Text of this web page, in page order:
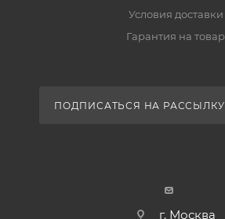
Условия доставки
Гарантия на товар
ПОДПИСАТЬСЯ НА РАССЫЛКУ
г. Москва